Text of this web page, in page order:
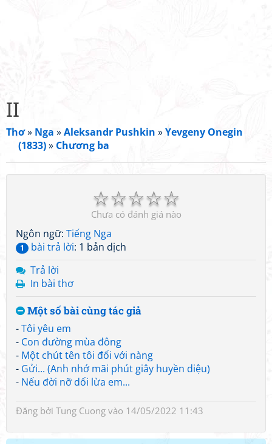
II
Thơ» Nga »Aleksandr Pushkin »Yevgeny Onegin
(1833)» Chương ba
☆
☆
☆
☆
☆
Chưa có đánh giá nào
Ngôn ngữ: Tiếng Nga
1 bài trả lời: 1 bản dịch
Trả lời
In bài thơ
Một số bài cùng tác giả
-Tôi yêu em
- Con đường mùa đông
- Một chút tên tôi đối với nàng
- Gửi... (Anh nhớ mãi phút giây huyền diệu)
- Nếu đời nỡ dối lừa em...
Đăng bởi Tung Cuong vào 14/05/2022 11:43